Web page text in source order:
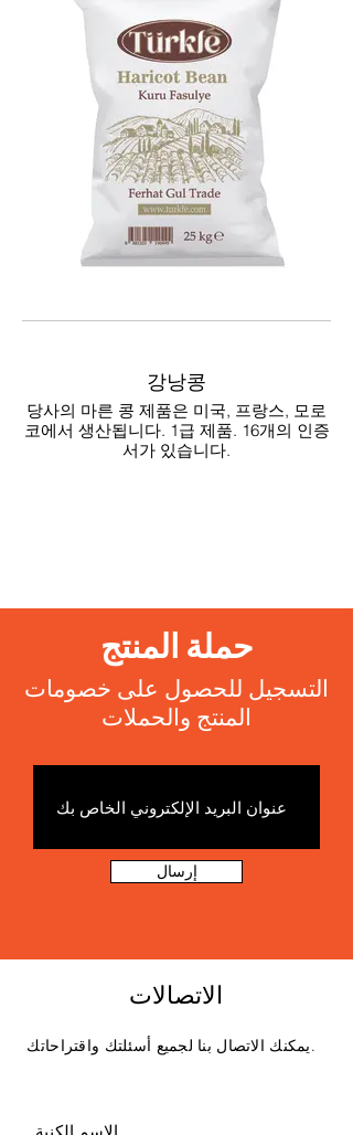
강낭콩
당사의 마른 콩 제품은 미국, 프랑스, 모로
코에서 생산됩니다. 1급 제품. 16개의 인증
서가 있습니다.
حملة المنتج
التسجيل للحصول على خصومات
المنتج والحملات
إرسال
الاتصالات
يمكنك الاتصال بنا لجميع أسئلتك واقتراحاتك.